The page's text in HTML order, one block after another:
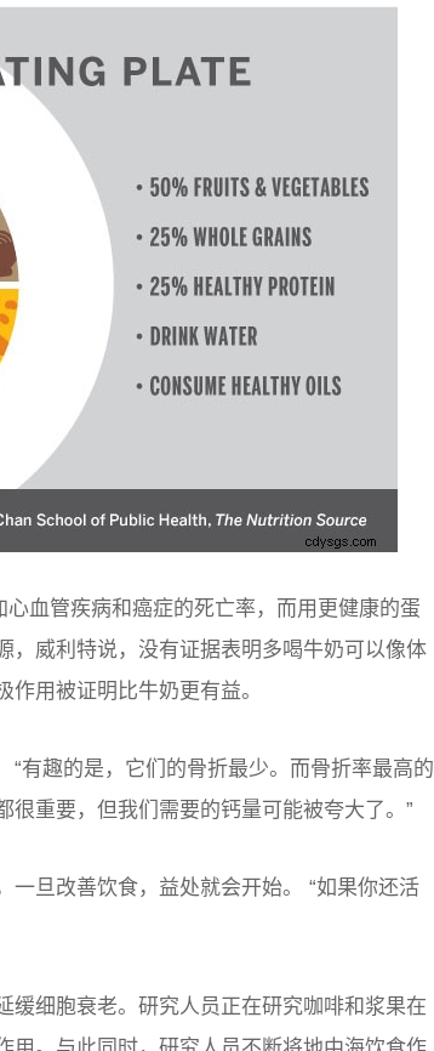
血管疾病和癌症的死亡率，而用更健康的蛋
，威利特说，没有证据表明多喝牛奶可以像体
用被证明比牛奶更有益。
“有趣的是，它们的骨折最少。而骨折率最高的
重要，但我们需要的钙量可能被夸大了。”
旦改善饮食，益处就会开始。 “如果你还活
缓细胞衰老。研究人员正在研究咖啡和浆果在